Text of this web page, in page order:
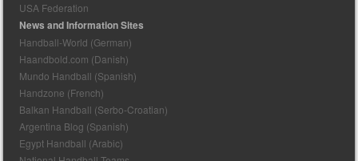
USA Federation
News and Information Sites
Handball-World (German)
Haandbold.com (Danish)
Mundo Handball (Spanish)
Handzone (French)
Balkan Handball (Serbo-Croatian)
Argentina Blog (Spanish)
Egypt Handball (Arabic)